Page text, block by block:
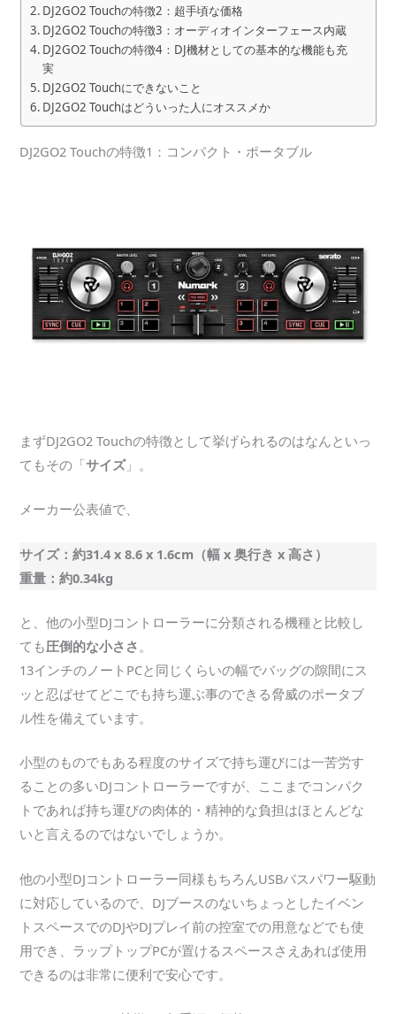
DJ2GO2 Touchの特徴2：超手頃な価格
DJ2GO2 Touchの特徴3：オーディオインターフェース内蔵
DJ2GO2 Touchの特徴4：DJ機材としての基本的な機能も充
実
DJ2GO2 Touchにできないこと
DJ2GO2 Touchはどういった人にオススメか
DJ2GO2 Touchの特徴1：コンパクト・ポータブル
まずDJ2GO2 Touchの特徴として挙げられるのはなんといっ
てもその「サイズ」。
メーカー公表値で、
サイズ：約31.4 x 8.6 x 1.6cm（幅 x 奥行き x 高さ）
重量：約0.34kg
と、他の小型DJコントローラーに分類される機種と比較し
ても圧倒的な小ささ 。
13インチのノートPCと同じくらいの幅でバッグの隙間にス
ッと忍ばせてどこでも持ち運ぶ事のできる脅威のポータブ
ル性を備えています。
小型のものでもある程度のサイズで持ち運びには一苦労す
ることの多いDJコントローラーですが、ここまでコンパク
トであれば持ち運びの肉体的・精神的な負担はほとんどな
いと言えるのではないでしょうか。
他の小型DJコントローラー同様もちろんUSBバスパワー駆動
に対応しているので、DJブースのないちょっとしたイベン
トスペースでのDJやDJプレイ前の控室での用意などでも使
用でき、ラップトップPCが置けるスペースさえあれば使用
できるのは非常に便利で安心です。